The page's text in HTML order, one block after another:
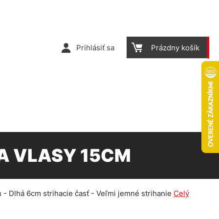
Prihlásiť sa Prázdny košík
VLASY 15CM
- Dlhá 6cm strihacie časť - Veľmi jemné strihanie Celý